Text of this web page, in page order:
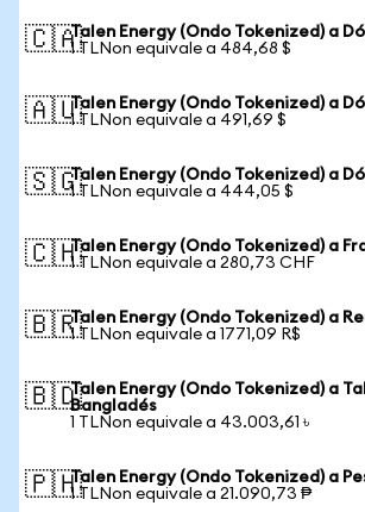
🇨🇦Talen Energy (Ondo Tokenized) a
1 TLNon equivale a 484,68 $
🇦🇺Talen Energy (Ondo Tokenized) a
1 TLNon equivale a 491,69 $
🇸🇬Talen Energy (Ondo Tokenized) a
1 TLNon equivale a 444,05 $
🇨🇭Talen Energy (Ondo Tokenized) a
1 TLNon equivale a 280,73 CHF
🇧🇷Talen Energy (Ondo Tokenized) a
1 TLNon equivale a 1771,09 R$
🇧🇩Talen Energy (Ondo Tokenized) a
Bangladés
1 TLNon equivale a 43.003,61 ৳
🇵🇭Talen Energy (Ondo Tokenized) a
1 TLNon equivale a 21.090,73 ₱